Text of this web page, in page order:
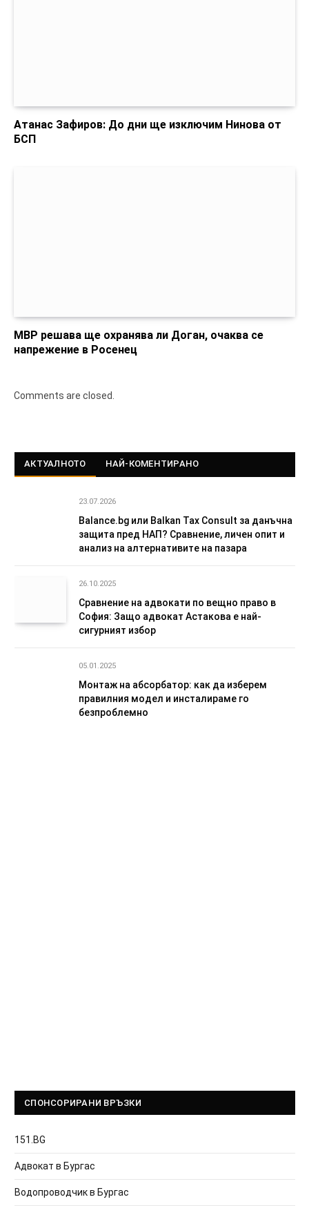
Атанас Зафиров: До дни ще изключим Нинова от
БСП
МВР решава ще охранява ли Доган, очаква се
напрежение в Росенец
Comments are closed.
АКТУАЛНОТО НАЙ-КОМЕНТИРАНО
23.07.2026
Balance.bg или Balkan Tax Consult за данъчна
защита пред НАП? Сравнение, личен опит и
анализ на алтернативите на пазара
26.10.2025
Сравнение на адвокати по вещно право в
София: Защо адвокат Астакова е най-
сигурният избор
05.01.2025
Монтаж на абсорбатор: как да изберем
правилния модел и инсталираме го
безпроблемно
СПОНСОРИРАНИ ВРЪЗКИ
151.BG
Адвокат в Бургас
Водопроводчик в Бургас